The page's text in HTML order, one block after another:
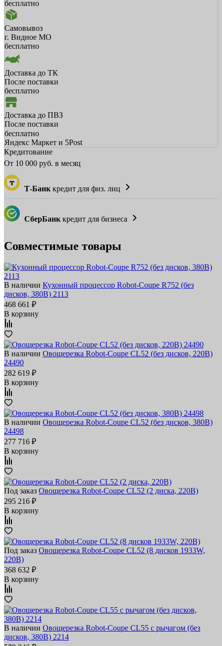
бесплатно
Самовывоз
г. Видное МО
бесплатно
Доставка до ТК
После поставки
бесплатно
Доставка до ПВЗ
После поставки
бесплатно
Яндекс Маркет и 5Post
Кредитование
От 10 000 руб. в месяц
Т-Банк кредит для физ. лиц
СберБанк кредит для бизнеса
Совместимые товары
В наличии Кухонный процессор Robot-Coupe R752 (без
дисков, 380В) 2113
468 661 ₽
В корзину
В наличии Овощерезка Robot-Coupe CL52 (без дисков, 220В)
24490
282 619 ₽
В корзину
В наличии Овощерезка Robot-Coupe CL52 (без дисков, 380В)
24498
277 716 ₽
В корзину
Под заказ Овощерезка Robot-Coupe CL52 (2 диска, 220В)
295 216 ₽
В корзину
Под заказ Овощерезка Robot-Coupe CL52 (8 дисков 1933W,
220В)
368 632 ₽
В корзину
В наличии Овощерезка Robot-Coupe CL55 с рычагом (без
дисков, 380В) 2214